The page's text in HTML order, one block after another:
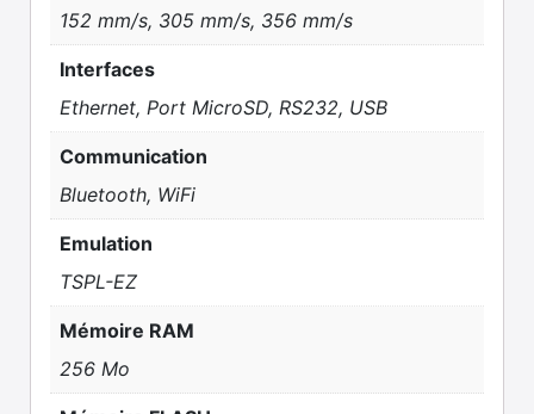
152 mm/s, 305 mm/s, 356 mm/s
Interfaces
Ethernet, Port MicroSD, RS232, USB
Communication
Bluetooth, WiFi
Emulation
TSPL-EZ
Mémoire RAM
256 Mo